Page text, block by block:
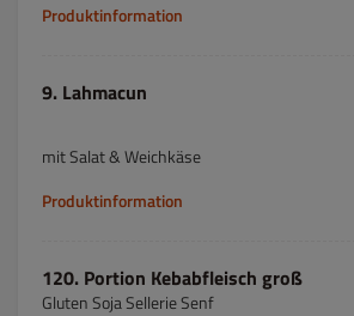
Produktinformation
9. Lahmacun
mit Salat & Weichkäse
Produktinformation
120. Portion Kebabfleisch groß
Gluten Soja Sellerie Senf